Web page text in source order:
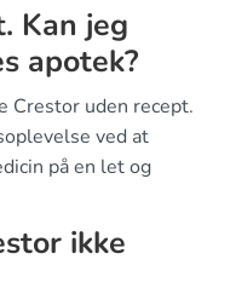
Kan jeg
apotek?
Crestor uden recept.
ved at
på en let og
ikke